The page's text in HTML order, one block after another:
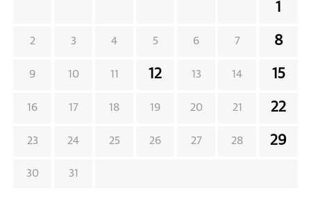
1
2 3 4 5 6 7 8
9 10 11 12 13 14 15
16 17 18 19 20 21 22
23 24 25 26 27 28 29
30 31